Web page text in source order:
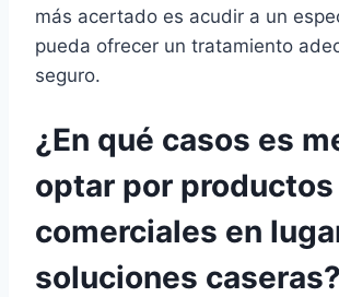
más acertado es acudir a un
pueda ofrecer un tratamiento
seguro.
¿En qué casos es
optar por productos
comerciales en
soluciones caseras?